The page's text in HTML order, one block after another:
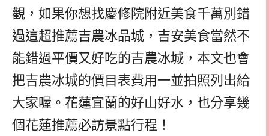
觀，如果你想找慶修院附近美食千萬別錯
過這超推薦吉農冰品城，吉安美食當然不
能錯過平價又好吃的吉農冰城，本文也會
把吉農冰城的價目表費用一並拍照列出給
大家喔。花蓮宜蘭的好山好水，也分享幾
個花蓮推薦必訪景點行程！